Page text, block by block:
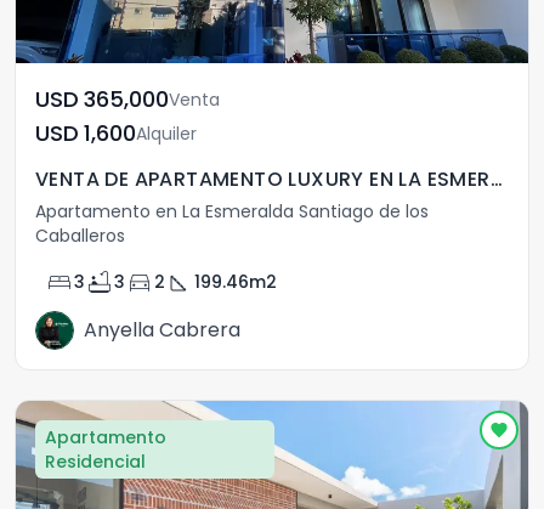
USD	365,000Venta
USD	1,600Alquiler
VENTA DE APARTAMENTO LUXURY EN LA ESMERALDA
Apartamento en La Esmeralda Santiago de los
Caballeros
bed3 bathtub3 directions_car 2 square_foot 199.46m2
Anyella Cabrera
Apartamento
Residencial